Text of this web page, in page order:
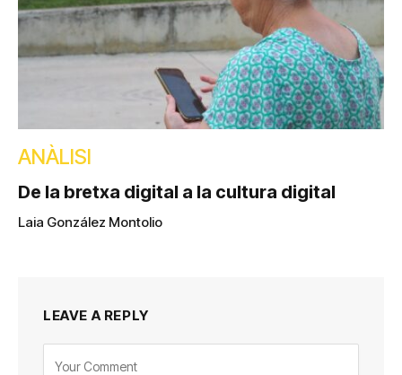
ANÀLISI
De la bretxa digital a la cultura digital
Laia González Montolio
LEAVE A REPLY